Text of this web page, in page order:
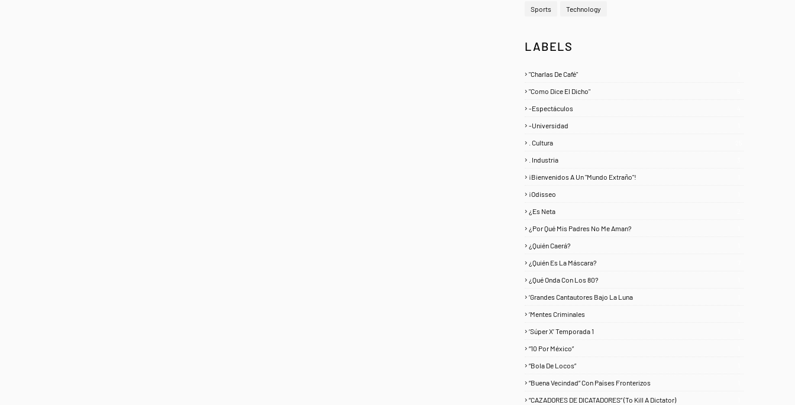
Sports Technology
LABELS
"Charlas De Café"
"Como Dice El Dicho"
-Espectáculos
-Universidad
. Cultura
. Industria
¡Bienvenidos A Un "Mundo Extraño"!
¡Odisseo
¿Es Neta
¿Por Qué Mis Padres No Me Aman?
¿Quién Caerá?
¿Quién Es La Máscara?
¿Qué Onda Con Los 80?
‘Grandes Cantautores Bajo La Luna
‘Mentes Criminales
‘Súper X’ Temporada 1
“10 Por México”
“Bola De Locos”
“Buena Vecindad” Con Países Fronterizos
“CAZADORES DE DICATADORES” (To Kill A Dictator)